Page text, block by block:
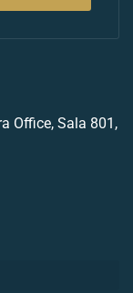
Office, Sala 801,